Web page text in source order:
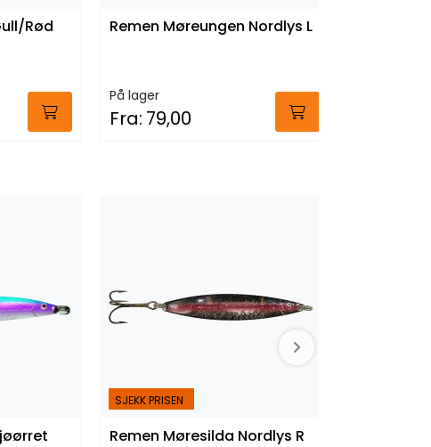
Rød Remen Møreungen Nordlys L
På lager
Fra: 79,00
SJEKK PRISEN
Remen Møresilda Nordlys R